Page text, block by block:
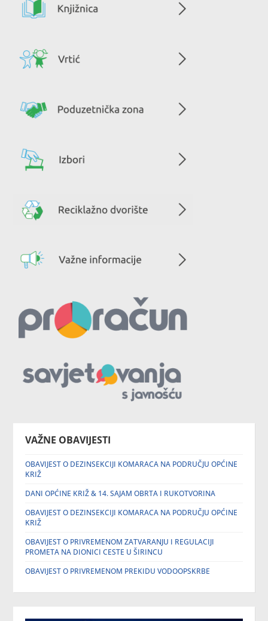
VAŽNE OBAVIJESTI
OBAVIJEST O DEZINSEKCIJI KOMARACA NA PODRUČJU OPĆINE
KRIŽ
DANI OPĆINE KRIŽ & 14. SAJAM OBRTA I RUKOTVORINA
OBAVIJEST O DEZINSEKCIJI KOMARACA NA PODRUČJU OPĆINE
KRIŽ
OBAVIJEST O PRIVREMENOM ZATVARANJU I REGULACIJI
PROMETA NA DIONICI CESTE U ŠIRINCU
OBAVIJEST O PRIVREMENOM PREKIDU VODOOPSKRBE